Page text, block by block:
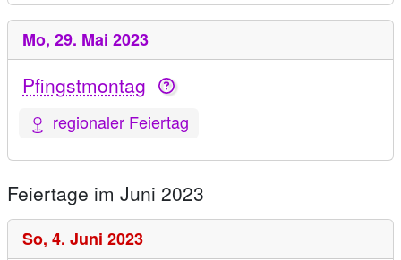
Mo, 29. Mai 2023
Pfingstmontag
regionaler Feiertag
Feiertage im Juni 2023
So, 4. Juni 2023